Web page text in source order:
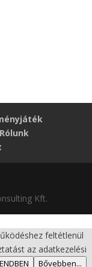
Rólunk
Kft.
feltétlenül
az adatkezelési
Bővebben...